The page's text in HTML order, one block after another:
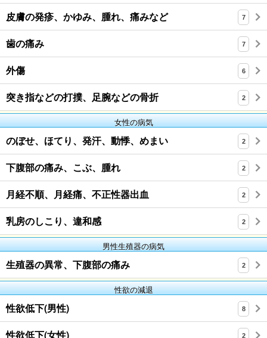
皮膚の発疹、かゆみ、腫れ、痛みなど 7
歯の痛み 7
外傷 6
突き指などの打撲、足腕などの骨折 2
女性の病気
のぼせ、ほてり、発汗、動悸、めまい 2
下腹部の痛み、こぶ、腫れ 2
月経不順、月経痛、不正性器出血 2
乳房のしこり、違和感 2
男性生殖器の病気
生殖器の異常、下腹部の痛み 2
性欲の減退
性欲低下(男性) 8
性欲低下(女性) 2